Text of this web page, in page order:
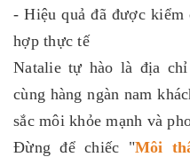
- Hiệu quả đã được kiểm
hợp thực tế
Natalie tự hào là địa
cùng hàng ngàn nam
sắc môi khỏe mạnh và
Đừng để chiếc "Môi